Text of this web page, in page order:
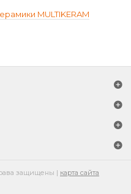
MULTIKERAM
защищены | карта сайта